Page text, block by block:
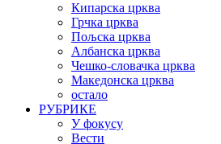
Кипарска црква
Грчка црква
Пољска црква
Албанска црква
Чешко-словачка црква
Македонска црква
остало
РУБРИКЕ
У фокусу
Вести